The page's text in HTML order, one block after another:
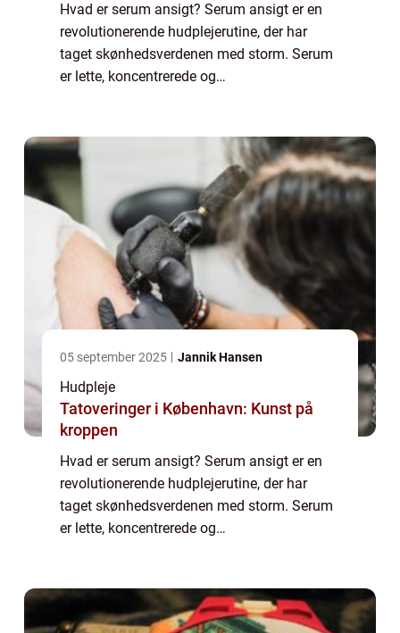
Hvad er serum ansigt? Serum ansigt er en
revolutionerende hudplejerutine, der har
taget skønhedsverdenen med storm. Serum
er lette, koncentrerede og
dem til en ide...
05 september 2025 Jannik Hansen
Hudpleje
Tatoveringer i København: Kunst på
kroppen
Hvad er serum ansigt? Serum ansigt er en
revolutionerende hudplejerutine, der har
taget skønhedsverdenen med storm. Serum
er lette, koncentrerede og
dem til en ide...